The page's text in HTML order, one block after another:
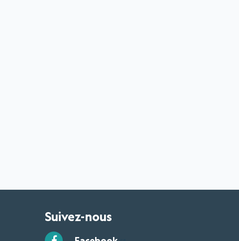
Suivez-nous